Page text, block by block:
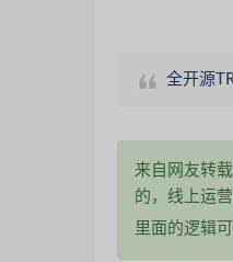
全开源
来自网友转
的，线上运
里面的逻辑